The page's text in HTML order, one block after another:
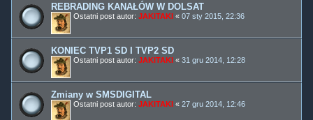
REBRADING KANAŁÓW W DOLSAT
Ostatni post autor: JAKITAKI « 07 sty 2015, 22:36
KONIEC TVP1 SD I TVP2 SD
Ostatni post autor: JAKITAKI « 31 gru 2014, 12:28
Zmiany w SMSDIGITAL
Ostatni post autor: JAKITAKI « 27 gru 2014, 12:46